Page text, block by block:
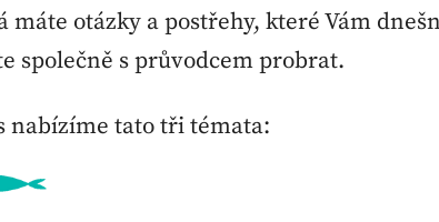
máte otázky a postřehy, které Vám
společně s průvodcem probrat.
nabízíme tato tři témata: